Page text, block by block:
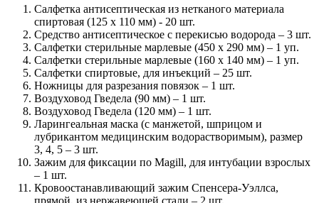
Салфетка антисептическая из нетканого материала
спиртовая (125 x 110 мм) - 20 шт.
Средство антисептическое с перекисью водорода – 3 шт.
Салфетки стерильные марлевые (450 x 290 мм) – 1 уп.
Салфетки стерильные марлевые (160 x 140 мм) – 1 уп.
Салфетки спиртовые, для инъекций – 25 шт.
Ножницы для разрезания повязок – 1 шт.
Воздуховод Гведела (90 мм) – 1 шт.
Воздуховод Гведела (120 мм) – 1 шт.
Ларингеальная маска (с манжетой, шприцом и
лубрикантом медицинским водорастворимым), размер
3, 4, 5 – 3 шт.
Зажим для фиксации по Magill, для интубации взрослых
– 1 шт.
Кровоостанавливающий зажим Спенсера-Уэллса,
прямой, из нержавеющей стали – 2 шт.